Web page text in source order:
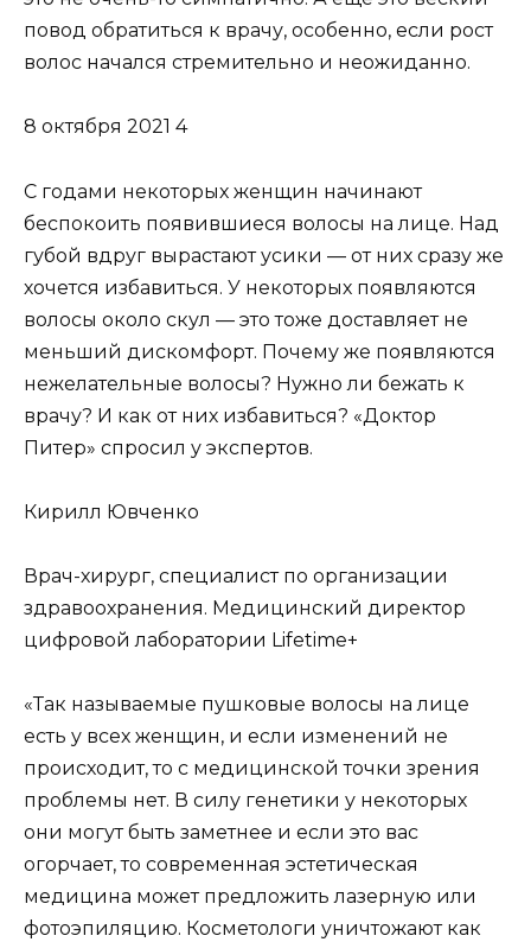
повод обратиться к врачу, особенно, если рост
волос начался стремительно и неожиданно.
8 октября 2021 4
С годами некоторых женщин начинают
беспокоить появившиеся волосы на лице. Над
губой вдруг вырастают усики — от них сразу же
хочется избавиться. У некоторых появляются
волосы около скул — это тоже доставляет не
меньший дискомфорт. Почему же появляются
нежелательные волосы? Нужно ли бежать к
врачу? И как от них избавиться? «Доктор
Питер» спросил у экспертов.
Кирилл Ювченко
Врач-хирург, специалист по организации
здравоохранения. Медицинский директор
цифровой лаборатории Lifetime+
«Так называемые пушковые волосы на лице
есть у всех женщин, и если изменений не
происходит, то с медицинской точки зрения
проблемы нет. В силу генетики у некоторых
они могут быть заметнее и если это вас
огорчает, то современная эстетическая
медицина может предложить лазерную или
фотоэпиляцию. Косметологи уничтожают как